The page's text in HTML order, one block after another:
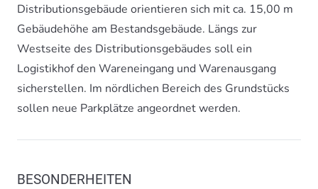
Distributionsgebäude orientieren sich mit ca. 15,00 m
Gebäudehöhe am Bestandsgebäude. Längs zur
Westseite des Distributionsgebäudes soll ein
Logistikhof den Wareneingang und Warenausgang
sicherstellen. Im nördlichen Bereich des Grundstücks
sollen neue Parkplätze angeordnet werden.
BESONDERHEITEN